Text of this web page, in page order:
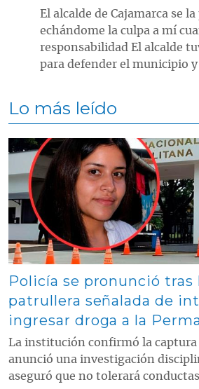
El alcalde de Cajamarca se
echándome la culpa a mí
responsabilidad El alcalde
para defender el municipio
Lo más leído
Contenido multimedia principal
Policía se pronunció tras
patrullera señalada de
ingresar droga a la
La institución confirmó la
anunció una investigación
aseguró que no tolerará